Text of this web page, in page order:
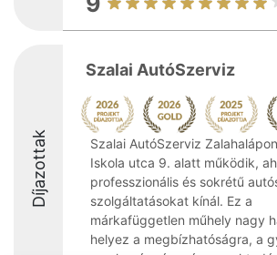
Díjazottak
Szalai AutóSzerviz
Szalai AutóSzerviz
Iskola utca 9. alatt működik,
professzionális és sokrétű
szolgáltatásokat kínál. Ez a
márkafüggetlen műhely nagy
helyez a megbízhatóságra, a